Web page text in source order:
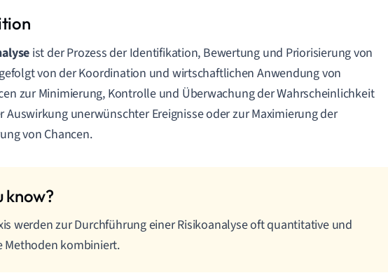
ist der Prozess der Identifikation, Bewertung und Priorisierung von
von der Koordination und wirtschaftlichen Anwendung von
zur Minimierung, Kontrolle und Überwachung der Wahrscheinlichkeit
Auswirkung unerwünschter Ereignisse oder zur Maximierung der
von Chancen.
werden zur Durchführung einer Risikoanalyse oft quantitative und
Methoden kombiniert.